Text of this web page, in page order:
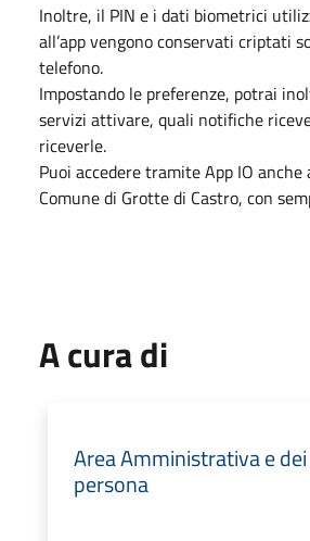
Inoltre, il PIN e i dati biometrici
all’app vengono conservati criptati
telefono.
Impostando le preferenze, potrai
servizi attivare, quali notifiche
riceverle.
Puoi accedere tramite App IO anche
Comune di Grotte di Castro, con
A cura di
Area Amministrativa e
persona